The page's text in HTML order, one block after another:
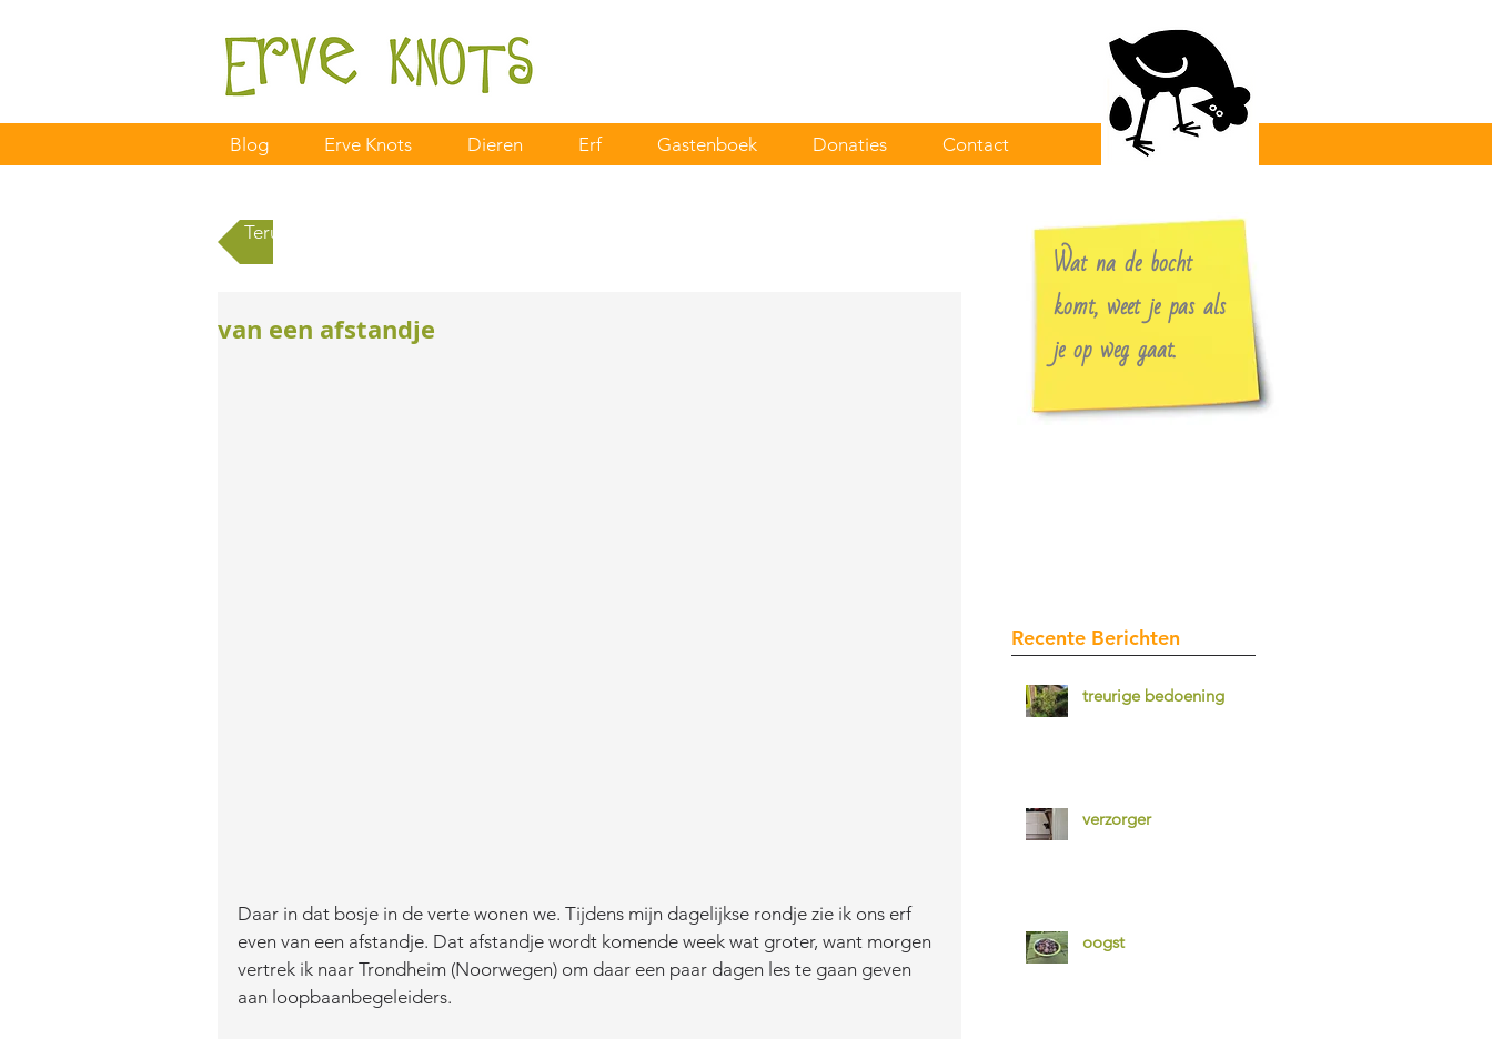
Blog Erve Knots Dieren Erf Gastenboek Donaties Contact
Terug naar alle berichten
van een afstandje
Daar in dat bosje in de verte wonen we. Tijdens mijn dagelijkse rondje zie ik ons erf
even van een afstandje. Dat afstandje wordt komende week wat groter, want morgen
vertrek ik naar Trondheim (Noorwegen) om daar een paar dagen les te gaan geven
aan loopbaanbegeleiders.
Wat na de bocht
komt, weet je pas als
je op weg gaat.
Recente Berichten
treurige bedoening
verzorger
oogst